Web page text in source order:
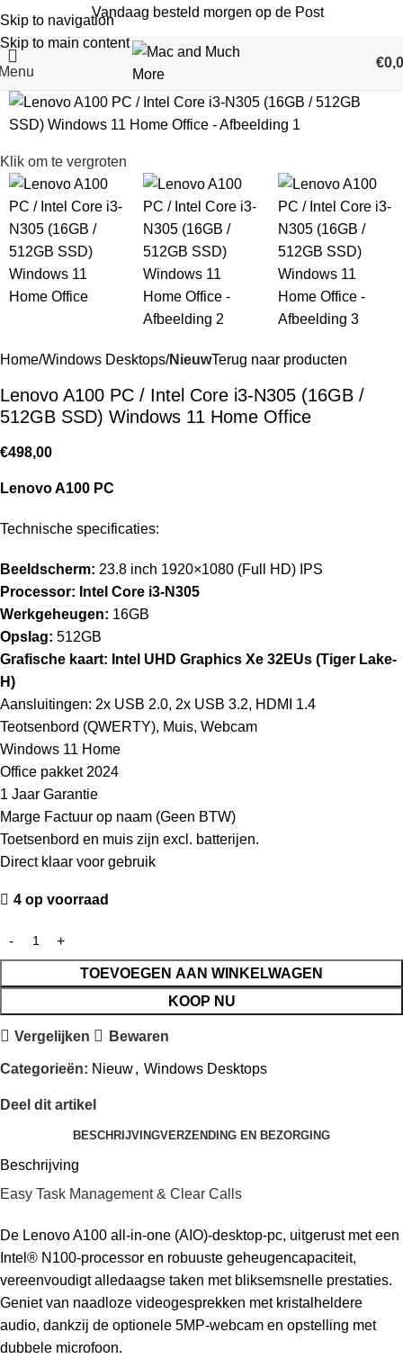
Skip to navigation
Skip to main content
Vandaag besteld morgen op de Post
€
Klik om te vergroten
Home Windows Desktops NieuwTerug naar producten
Lenovo A100 PC / Intel Core i3-N305 (16GB /
512GB SSD) Windows 11 Home Office
€498,00
Lenovo A100 PC
Technische specificaties:
Beeldscherm: 23.8 inch 1920×1080 (Full HD) IPS
Processor: Intel Core i3-N305
Werkgeheugen: 16GB
Opslag: 512GB
Grafische kaart: Intel UHD Graphics Xe 32EUs (Tiger Lake-
H)
Aansluitingen: 2x USB 2.0, 2x USB 3.2, HDMI 1.4
Teotsenbord (QWERTY), Muis, Webcam
Windows 11 Home
Office pakket 2024
1 Jaar Garantie
Marge Factuur op naam (Geen BTW)
Toetsenbord en muis zijn excl. batterijen.
Direct klaar voor gebruik
4 op voorraad
TOEVOEGEN AAN WINKELWAGEN
KOOP NU
Vergelijken Bewaren
Categorieën: Nieuw, Windows Desktops
Deel dit artikel
BESCHRIJVINGVERZENDING EN BEZORGING
Beschrijving
Easy Task Management & Clear Calls
De Lenovo A100 all-in-one (AIO)-desktop-pc, uitgerust met een
Intel® N100-processor en robuuste geheugencapaciteit,
vereenvoudigt alledaagse taken met bliksemsnelle prestaties.
Geniet van naadloze videogesprekken met kristalheldere
audio, dankzij de optionele 5MP-webcam en opstelling met
dubbele microfoon.